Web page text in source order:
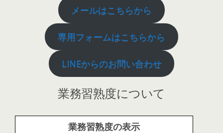
メールはこちらから
専用フォームはこちらから
LINEからのお問い合わせ
業務習熟度について
業務習熟度の表示